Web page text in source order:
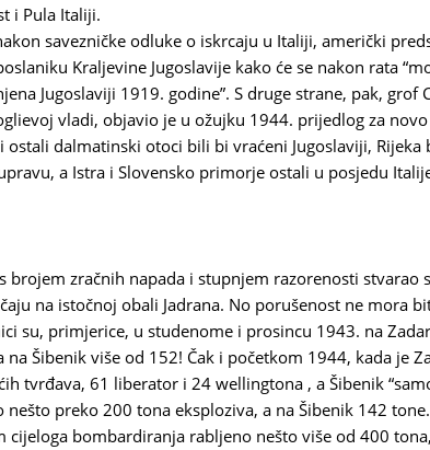
i Pula Italiji.
savezničke odluke o iskrcaju u Italiji, američki
Kraljevine Jugoslavije kako će se nakon rata
Jugoslaviji 1919. godine”. S druge strane, pak, grof
vladi, objavio je u ožujku 1944. prijedlog za
ostali dalmatinski otoci bili bi vraćeni Jugoslaviji, Rijeka
a Istra i Slovensko primorje ostali u posjedu
brojem zračnih napada i stupnjem razorenosti stvarao
na istočnoj obali Jadrana. No porušenost ne mora
su, primjerice, u studenome i prosincu 1943. na
na Šibenik više od 152! Čak i početkom 1944, kada je
tvrđava, 61 liberator i 24 wellingtona , a Šibenik
nešto preko 200 tona eksploziva, a na Šibenik 142
cijeloga bombardiranja rabljeno nešto više od 400